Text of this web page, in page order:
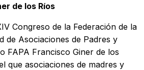
de los Ríos
Congreso de la Federación de la
de Asociaciones de Padres y
FAPA Francisco Giner de los
que asociaciones de madres y